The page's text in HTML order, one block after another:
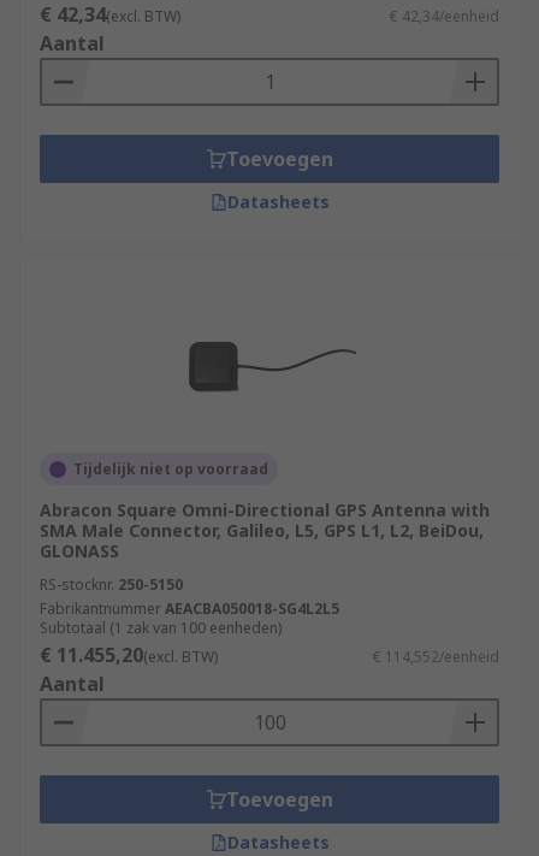
€ 42,34(excl. BTW) € 42,34/eenheid
Aantal
Toevoegen
Datasheets
Tijdelijk niet op voorraad
Abracon Square Omni-Directional GPS Antenna with
SMA Male Connector, Galileo, L5, GPS L1, L2, BeiDou,
GLONASS
RS-stocknr. 250-5150
FabrikantnummerAEACBA050018-SG4L2L5
Subtotaal (1 zak van 100 eenheden)
€ 11.455,20(excl. BTW) € 114,552/eenheid
Aantal
Toevoegen
Datasheets